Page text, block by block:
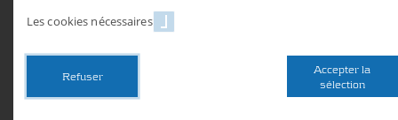
Produits
V-Basic
Les cookies nécessaires
Refuser
Accepter la
sélection